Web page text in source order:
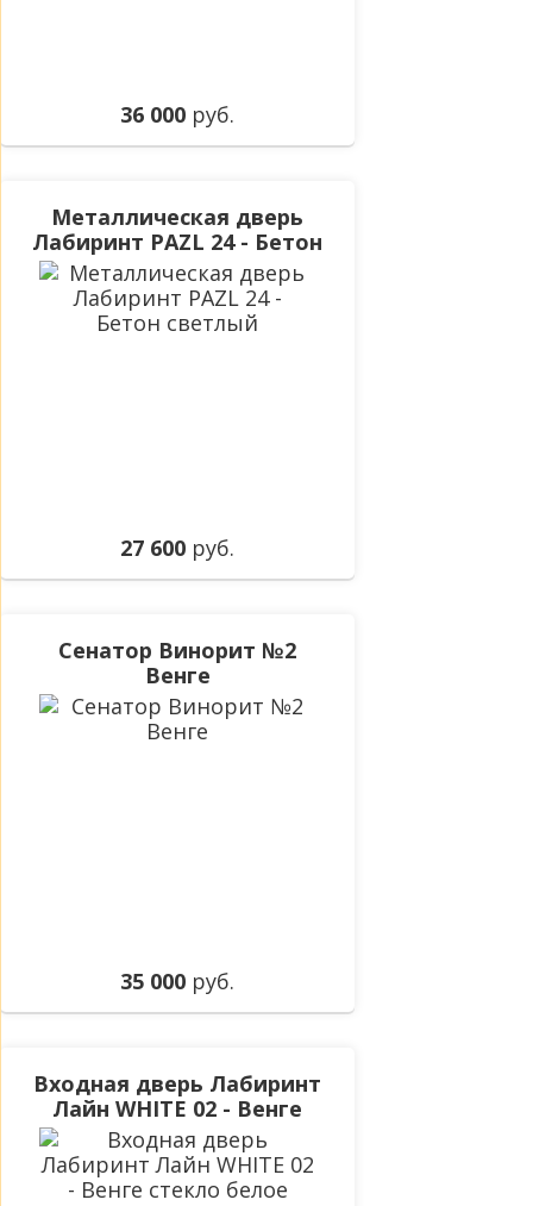
36 000 руб.
Металлическая дверь
Лабиринт PAZL 24 - Бетон
светлый
27 600 руб.
Сенатор Винорит №2
Венге
35 000 руб.
Входная дверь Лабиринт
Лайн WHITE 02 - Венге
стекло белое